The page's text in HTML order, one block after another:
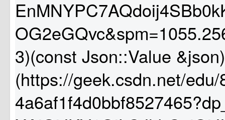
3)(const Json::Value
(https://geek.csdn.net/